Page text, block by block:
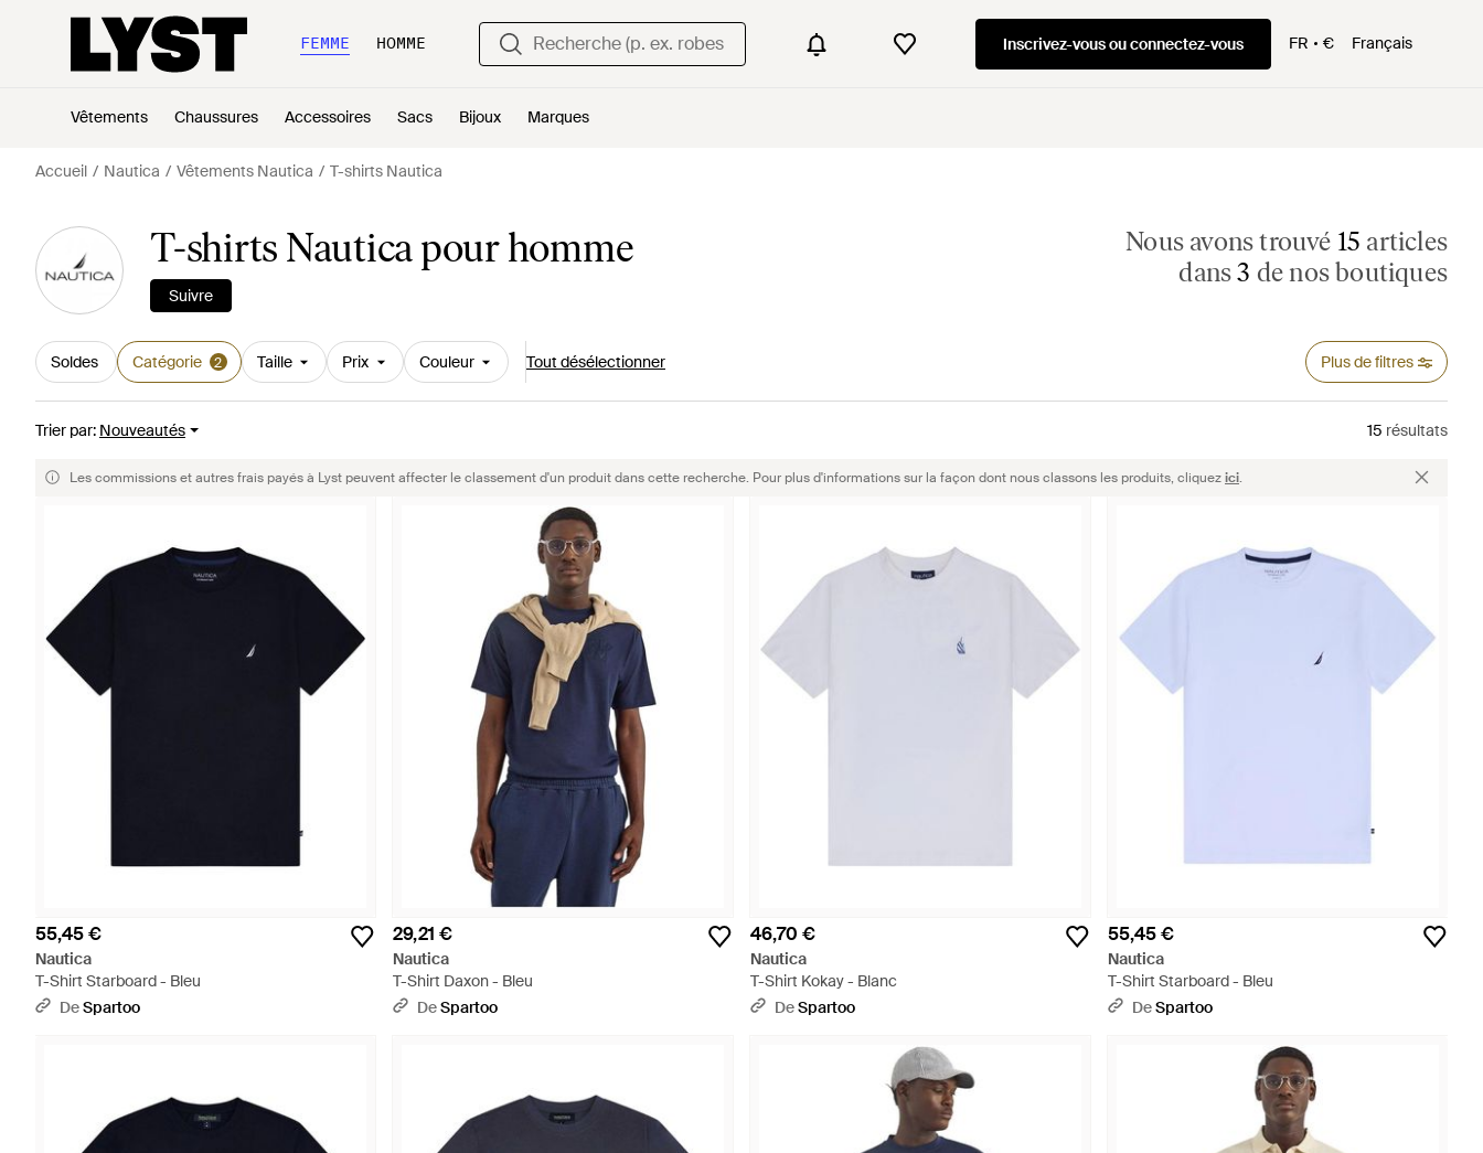
FEMME HOMME Inscrivez-vous ou connectez-vous FR € Français
Vêtements Chaussures Accessoires Sacs Bijoux Marques
Accueil Nautica Vêtements Nautica T-shirts Nautica
T-shirts Nautica pour homme
Suivre
Nous avons trouvé 15 articles
dans3 de nos boutiques
Soldes Catégorie 2 Taille Prix Couleur Tout désélectionner Plus de filtres
Trier par: Nouveautés 15 résultats
Les commissions et autres frais payés à Lyst peuvent affecter le classement d'un produit dans cette recherche. Pour plus d'informations sur la façon dont nous classons les produits, cliquezici.
55,45 €
Nautica
T-Shirt Starboard - Bleu
DeSpartoo
29,21 €
Nautica
T-Shirt Daxon - Bleu
DeSpartoo
46,70 €
Nautica
T-Shirt Kokay - Blanc
DeSpartoo
55,45 €
Nautica
T-Shirt Starboard - Bleu
DeSpartoo